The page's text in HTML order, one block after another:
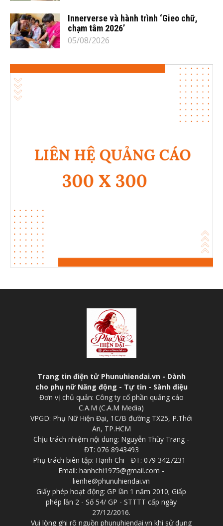
Innerverse và hành trình ‘Gieo chữ,
chạm tâm 2026’
05/08/2026
Trang tin điện tử Phunuhiendai.vn - Dành
cho phụ nữ Năng động - Tự tin - Sành điệu
Đơn vị chủ quản: Công ty cổ phần quảng cáo
C.A.M (C.A.M Media)
VPGD: Phụ Nữ Hiện Đại, 1C/B đường TX25, P.Thới
An, TP.HCM
Chịu trách nhiệm nội dung: Nguyễn Thùy Trang -
ĐT: 076 8943493
Phụ trách biên tập: Hạnh Chi - ĐT: 079 3427231 -
Email: hanhchi1975@gmail.com -
lienhe@phunuhiendai.vn
Giấy phép hoạt động: GP lần 1 năm 2010; Giấp
phép lần 2 - Số 54/ GP - STTTT cấp ngày
27/12/2016.
Vui lòng ghi rõ nguồn phunuhiendai.vn khi sử dụng